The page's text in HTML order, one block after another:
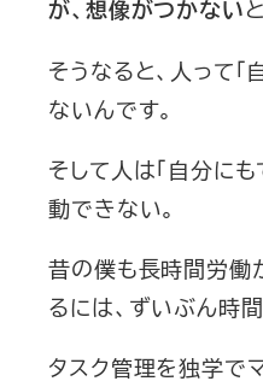
が、想像がつかない
そうなると、人って「
ないんです。
そして人は「自分に
動できない。
昔の僕も長時間労働
るには、ずいぶん時
タスク管理を独学で